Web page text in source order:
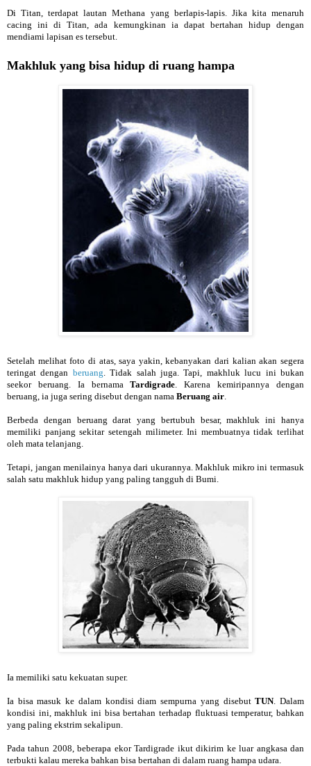
Di Titan, terdapat lautan Methana yang berlapis-lapis. Jika kita menaruh
cacing ini di Titan, ada kemungkinan ia dapat bertahan hidup dengan
mendiami lapisan es tersebut.
Makhluk yang bisa hidup di ruang hampa
Setelah melihat foto di atas, saya yakin, kebanyakan dari kalian akan segera
teringat dengan beruang . Tidak salah juga. Tapi, makhluk lucu ini bukan
seekor beruang. Ia bernamaTardigrade . Karena kemiripannya dengan
beruang, ia juga sering disebut dengan nama Beruang air
Berbeda dengan beruang darat yang bertubuh besar, makhluk ini hanya
memiliki panjang sekitar setengah milimeter. Ini membuatnya tidak terlihat
oleh mata telanjang.
Tetapi, jangan menilainya hanya dari ukurannya. Makhluk mikro ini termasuk
salah satu makhluk hidup yang paling tangguh di Bumi.
Ia memiliki satu kekuatan super.
Ia bisa masuk ke dalam kondisi diam sempurna yang disebutTUN. Dalam
kondisi ini, makhluk ini bisa bertahan terhadap fluktuasi temperatur, bahkan
yang paling ekstrim sekalipun.
Pada tahun 2008, beberapa ekor Tardigrade ikut dikirim ke luar angkasa dan
terbukti kalau mereka bahkan bisa bertahan di dalam ruang hampa udara.